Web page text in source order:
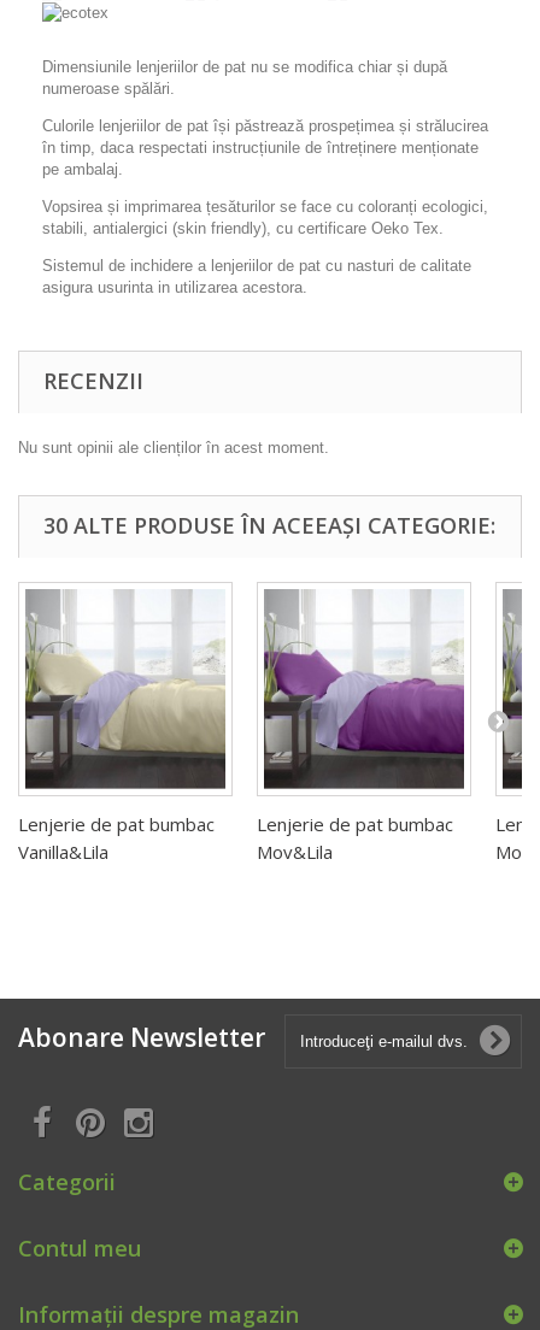
Dimensiunile lenjeriilor de pat nu se modifica chiar și după
numeroase spălări.
Culorile lenjeriilor de pat își păstrează prospețimea și strălucirea
în timp, daca respectati instrucțiunile de întreținere menționate
pe ambalaj.
Vopsirea și imprimarea țesăturilor se face cu coloranți ecologici,
stabili, antialergici (skin friendly), cu certificare Oeko Tex.
Sistemul de inchidere a lenjeriilor de pat cu nasturi de calitate
asigura usurinta in utilizarea acestora.
RECENZII
Nu sunt opinii ale clienților în acest moment.
30 ALTE PRODUSE ÎN ACEEAȘI CATEGORIE:
Lenjerie de pat bumbac
Vanilla&Lila
Lenjerie de pat bumbac
Mov&Lila
Abonare Newsletter
Categorii
Contul meu
Informații despre magazin